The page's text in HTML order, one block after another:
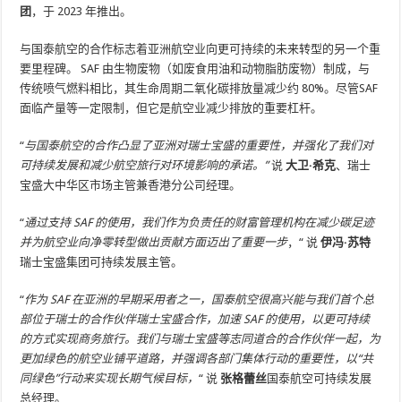
团 ，于 2023 年推出。
与国泰航空的合作标志着亚洲航空业向更可持续的未来转型的另一个重
要里程碑。 SAF 由生物废物（如废食用油和动物脂肪废物）制成，与
传统喷气燃料相比，其生命周期二氧化碳排放量减少约 80%。尽管SAF
面临产量等一定限制，但它是航空业减少排放的重要杠杆。
“与国泰航空的合作凸显了亚洲对瑞士宝盛的重要性，并强化了我们对
可持续发展和减少航空旅行对环境影响的承诺。”说大卫·希克、瑞士
宝盛大中华区市场主管兼香港分公司经理。
“通过支持 SAF 的使用，我们作为负责任的财富管理机构在减少碳足迹
并为航空业向净零转型做出贡献方面迈出了重要一步，“ 说伊冯·苏特
瑞士宝盛集团可持续发展主管。
“作为 SAF 在亚洲的早期采用者之一，国泰航空很高兴能与我们首个总
部位于瑞士的合作伙伴瑞士宝盛合作，加速 SAF 的使用，以更可持续
的方式实现商务旅行。我们与瑞士宝盛等志同道合的合作伙伴一起，为
更加绿色的航空业铺平道路，并强调各部门集体行动的重要性，以“共
同绿色”行动来实现长期气候目标，“ 说 张格蕾丝国泰航空可持续发展
总经理。